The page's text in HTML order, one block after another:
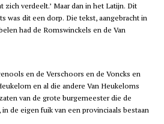
verdeelt.’ Maar dan in het Latijn. Dit
was dit een dorp. Die tekst, aangebracht in
had de Romswinckels en de Van
en de Verschoors en de Voncks en
en al die andere Van Heukeloms
van de grote burgemeester die de
de eigen fuik van een provinciaals bestaan